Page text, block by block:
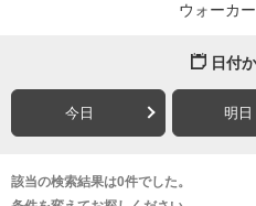
ウォーカ
日付
今日 明日
該当の検索結果は0件でした。